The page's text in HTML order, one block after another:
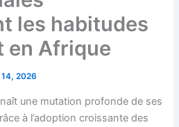
les habitudes
en Afrique
2026
une mutation profonde de ses
à l’adoption croissante des